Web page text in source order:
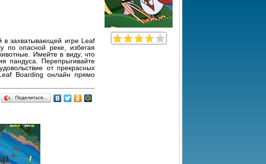
в захватывающей игре Leaf
по опасной реке, избегая
Имейте в виду, что
пандуса. Перепрыгивайте
от прекрасных
Boarding онлайн прямо
Поделиться…